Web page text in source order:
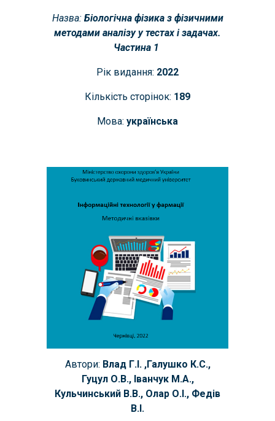
Назва:Біологічна фізика з фізичними
методами аналізу у тестах і задачах.
Частина 1
Рік видання: 2022
Кількість сторінок: 189
Мова: українська
Автори: Влад Г.І. ,Галушко К.С.,
Гуцул О.В., Іванчук М.А.,
Кульчинський В.В., Олар О.І., Федів
В.І.